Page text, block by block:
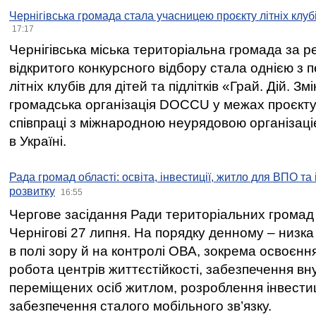
Чернігівська громада стала учасницею проєкту літніх
17:17
Чернігівська міська територіальна громада за
відкритого конкурсного відбору стала однією
літніх клубів для дітей та підлітків «Грай. Дій.
громадська організація DOCCU у межах
співпраці з міжнародною неурядовою
в Україні.
Рада громад області: освіта, інвестиції, житло для ВПО
розвитку
16:55
Чергове засідання Ради територіальних громад
Чернігові 27 липня. На порядку денному –
в полі зору й на контролі ОВА, зокрема освоєння
робота центрів життєстійкості, забезпечення
переміщених осіб житлом, розроблення
забезпечення сталого мобільного зв’язку.